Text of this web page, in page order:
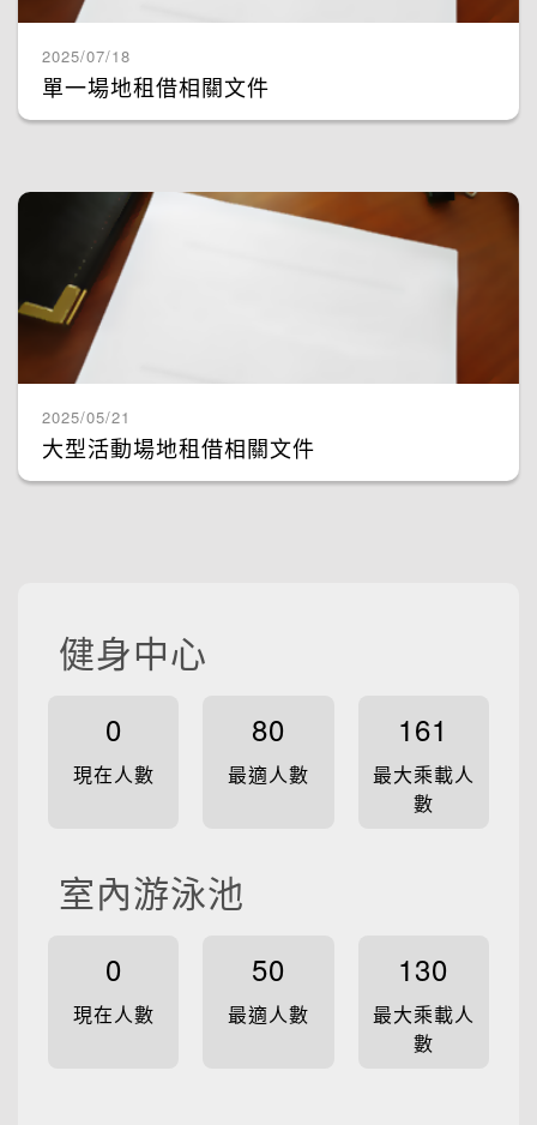
2025/07/18
單一場地租借相關文件
2025/05/21
大型活動場地租借相關文件
健身中心
0
現在人數
80
最適人數
161
最大乘載人
數
室內游泳池
0
現在人數
50
最適人數
130
最大乘載人
數